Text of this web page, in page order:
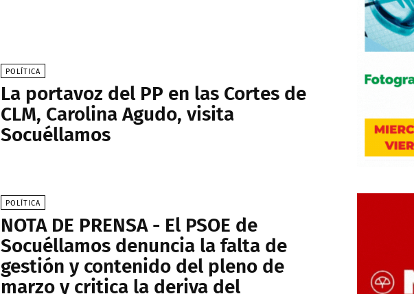
POLÍTICA
La portavoz del PP en las Cortes de
CLM, Carolina Agudo, visita
Socuéllamos
POLÍTICA
NOTA DE PRENSA - El PSOE de
Socuéllamos denuncia la falta de
gestión y contenido del pleno de
marzo y critica la deriva del